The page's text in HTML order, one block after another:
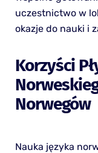
uczestnictwo w
okazje do nauki i
Korzyści
Norwegów
Nauka języka